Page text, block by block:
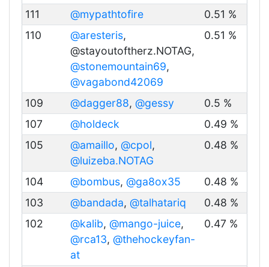
111 @mypathtofire
0.51 %
110
@aresteris,
@stayoutoftherz.NOTAG,
@stonemountain69,
@vagabond42069
0.51 %
109 @dagger88, @gessy
0.5 %
107
@holdeck
0.49 %
105
@amaillo, @cpol,
@luizeba.NOTAG
0.48 %
104 @bombus, @ga8ox35
0.48 %
103
@bandada, @talhatariq
0.48 %
102
@kalib, @mango-juice,
@rca13, @thehockeyfan-
at
0.47 %